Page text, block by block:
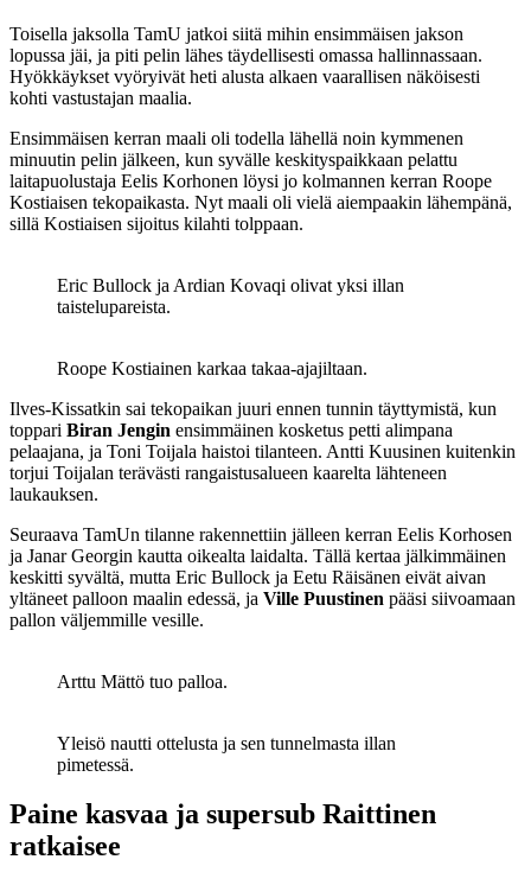
Toisella jaksolla TamU jatkoi siitä mihin ensimmäisen jakson
lopussa jäi, ja piti pelin lähes täydellisesti omassa hallinnassaan.
Hyökkäykset vyöryivät heti alusta alkaen vaarallisen näköisesti
kohti vastustajan maalia.
Ensimmäisen kerran maali oli todella lähellä noin kymmenen
minuutin pelin jälkeen, kun syvälle keskityspaikkaan pelattu
laitapuolustaja Eelis Korhonen löysi jo kolmannen kerran Roope
Kostiaisen tekopaikasta. Nyt maali oli vielä aiempaakin lähempänä,
sillä Kostiaisen sijoitus kilahti tolppaan.
Eric Bullock ja Ardian Kovaqi olivat yksi illan
taistelupareista.
Roope Kostiainen karkaa takaa-ajajiltaan.
Ilves-Kissatkin sai tekopaikan juuri ennen tunnin täyttymistä, kun
toppari Biran Jengin ensimmäinen kosketus petti alimpana
pelaajana, ja Toni Toijala haistoi tilanteen. Antti Kuusinen kuitenkin
torjui Toijalan terävästi rangaistusalueen kaarelta lähteneen
laukauksen.
Seuraava TamUn tilanne rakennettiin jälleen kerran Eelis Korhosen
ja Janar Georgin kautta oikealta laidalta. Tällä kertaa jälkimmäinen
keskitti syvältä, mutta Eric Bullock ja Eetu Räisänen eivät aivan
yltäneet palloon maalin edessä, ja Ville Puustinen pääsi siivoamaan
pallon väljemmille vesille.
Arttu Mättö tuo palloa.
Yleisö nautti ottelusta ja sen tunnelmasta illan
pimetessä.
Paine kasvaa ja supersub Raittinen
ratkaisee